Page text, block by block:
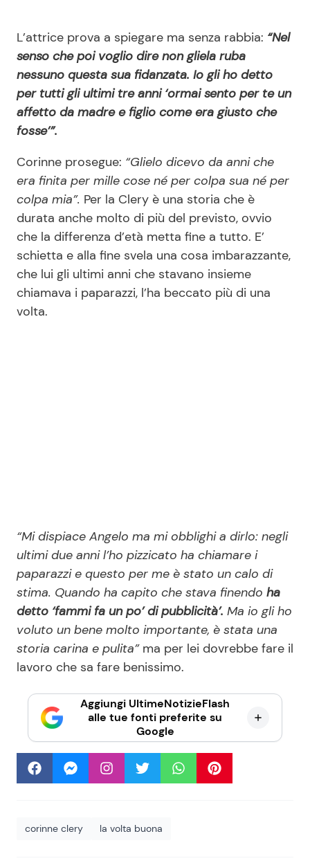
L’attrice prova a spiegare ma senza rabbia: “Nel
senso che poi voglio dire non gliela ruba
nessuno questa sua fidanzata. Io gli ho detto
per tutti gli ultimi tre anni ‘ormai sento per te un
affetto da madre e figlio come era giusto che
fosse’”.
Corinne prosegue: “Glielo dicevo da anni che
era finita per mille cose né per colpa sua né per
colpa mia”. Per la Clery è una storia che è
durata anche molto di più del previsto, ovvio
che la differenza d’età metta fine a tutto. E’
schietta e alla fine svela una cosa imbarazzante,
che lui gli ultimi anni che stavano insieme
chiamava i paparazzi, l’ha beccato più di una
volta.
“Mi dispiace Angelo ma mi obblighi a dirlo: negli
ultimi due anni l’ho pizzicato ha chiamare i
paparazzi e questo per me è stato un calo di
stima. Quando ha capito che stava finendo ha
detto ‘fammi fa un po’ di pubblicità’. Ma io gli ho
voluto un bene molto importante, è stata una
storia carina e pulita”ma per lei dovrebbe fare il
lavoro che sa fare benissimo.
Aggiungi UltimeNotizieFlash
alle tue fonti preferite su
Google
corinne clery la volta buona